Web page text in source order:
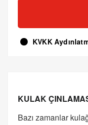
KVKK
KULAK
Bazı zamanlar